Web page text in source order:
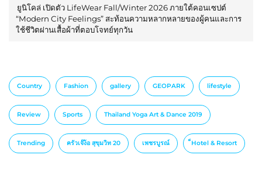
ยูนิโคล่ เปิดตัว LifeWear Fall/Winter 2026 ภายใต้คอนเซปต์
“Modern City Feelings” สะท้อนความหลากหลายของผู้คนและการ
ใช้ชีวิตผ่านเสื้อผ้าที่ตอบโจทย์ทุกวัน
Country Fashion gallery GEOPARK lifestyle
Review Sports Thailand Yoga Art & Dance 2019
Trending ครัวเจ๊ง้อ สุขุมวิท 20 เพชรบูรณ์ ็Hotel & Resort